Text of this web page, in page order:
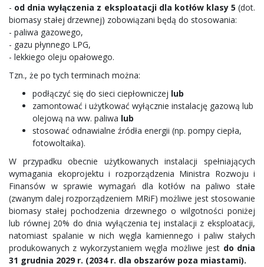
- od dnia wyłączenia z eksploatacji dla kotłów klasy 5 (dot.
biomasy stałej drzewnej) zobowiązani będą do stosowania:
- paliwa gazowego,
- gazu płynnego LPG,
- lekkiego oleju opałowego.
Tzn., że po tych terminach można:
podłączyć się do sieci ciepłowniczej lub
zamontować i użytkować wyłącznie instalację gazową lub
olejową na ww. paliwa lub
stosować odnawialne źródła energii (np. pompy ciepła,
fotowoltaika).
W przypadku obecnie użytkowanych instalacji spełniających
wymagania ekoprojektu i rozporządzenia Ministra Rozwoju i
Finansów w sprawie wymagań dla kotłów na paliwo stałe
(zwanym dalej rozporządzeniem MRiF) możliwe jest stosowanie
biomasy stałej pochodzenia drzewnego o wilgotności poniżej
lub równej 20% do dnia wyłączenia tej instalacji z eksploatacji,
natomiast spalanie w nich węgla kamiennego i paliw stałych
produkowanych z wykorzystaniem węgla możliwe jest do dnia
31 grudnia 2029 r. (2034 r. dla obszarów poza miastami).